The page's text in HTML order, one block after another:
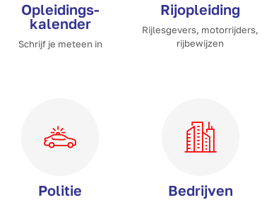
Opleidings­
kalender
Schrijf je meteen in
Rijopleiding
Rijlesgevers, motorrijders,
rijbewijzen
Politie Bedrijven